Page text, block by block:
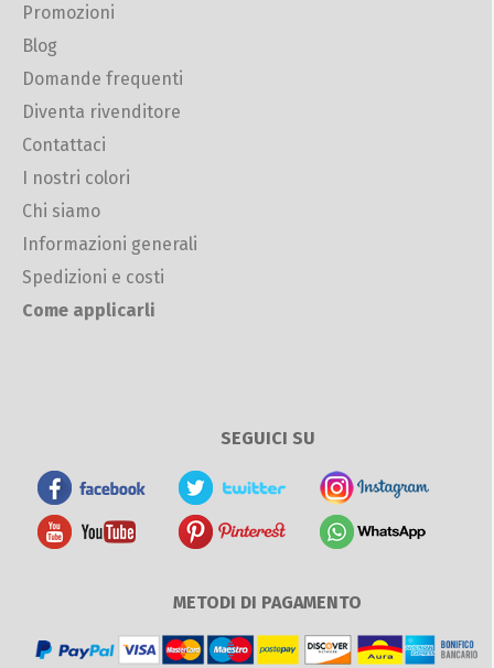
Promozioni
Blog
Domande frequenti
Diventa rivenditore
Contattaci
I nostri colori
Chi siamo
Informazioni generali
Spedizioni e costi
Come applicarli
SEGUICI SU
METODI DI PAGAMENTO